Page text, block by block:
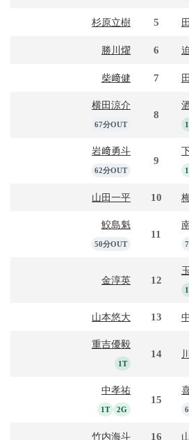
杉原立樹 5
勝川燿 6
柴﨑健 7
横田涼介
67分OUT
8
岩﨑勇斗
62分OUT
9
山田一平 10
鮫島魁
50分OUT
11
金淳英 12
山本悠大 13
重吉優毅
1T
14
中孝祐
1T 2G
15
竹内海斗 16